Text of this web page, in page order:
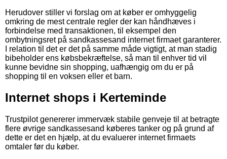
Herudover stiller vi forslag om at køber er omhyggelig
omkring de mest centrale regler der kan håndhæves i
forbindelse med transaktionen, til eksempel den
ombytningsret på sandkassesand internet firmaet garanterer.
I relation til det er det på samme måde vigtigt, at man stadig
bibeholder ens købsbekræftelse, så man til enhver tid vil
kunne bevidne sin shopping, uafhængig om du er på
shopping til en voksen eller et barn.
Internet shops i Kerteminde
Trustpilot genererer immervæk stabile genveje til at betragte
flere øvrige sandkassesand køberes tanker og på grund af
dette er det en hjælp, at du evaluerer internet firmaets
omtaler før du køber.